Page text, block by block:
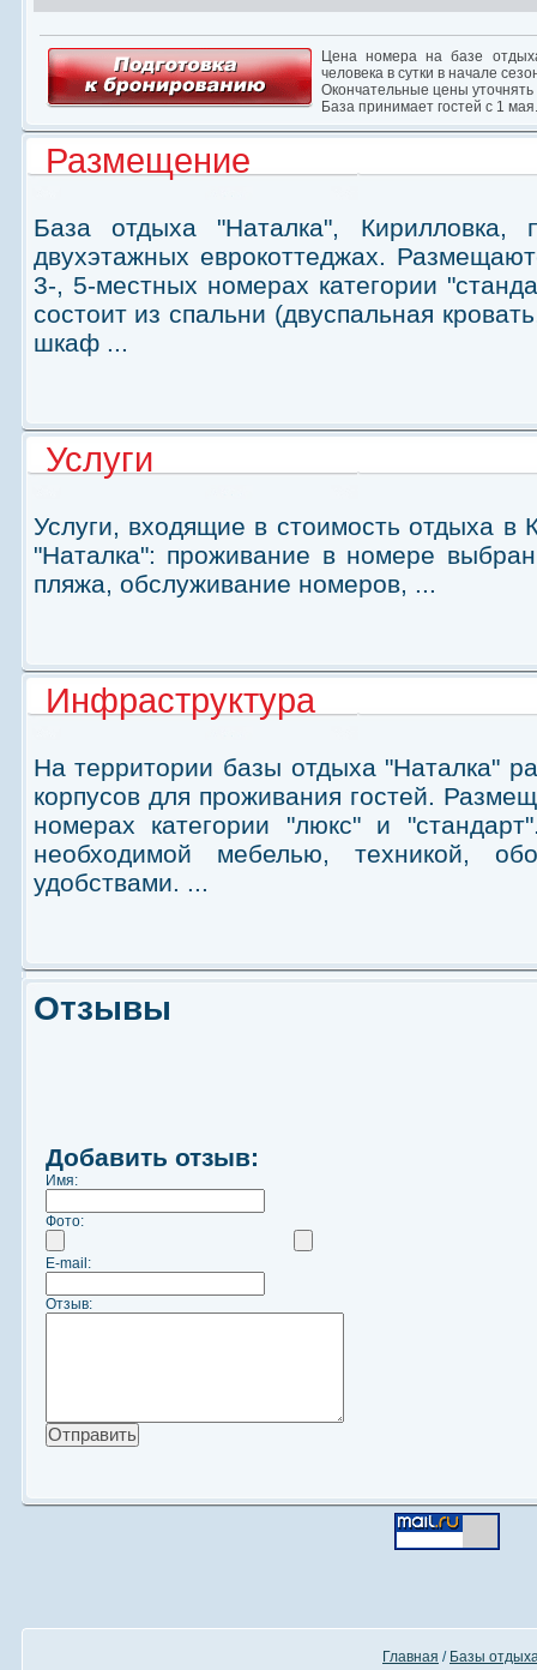
Цена номера на базе
человека в сутки в начале
Окончательные цены
База принимает гостей с 1 мая.
Размещение
База отдыха "Наталка", Кирилловка,
двухэтажных еврокоттеджах.
3-, 5-местных номерах категории
состоит из спальни (двуспальная
шкаф ...
Услуги
Услуги, входящие в стоимость отдыха в
"Наталка": проживание в номере
пляжа, обслуживание номеров, ...
Инфраструктура
На территории базы отдыха "Наталка"
корпусов для проживания гостей.
номерах категории "люкс" и
необходимой мебелью, техникой,
удобствами. ...
Отзывы
Добавить отзыв:
Имя:
Фото:
E-mail:
Отзыв:
Главная / Базы